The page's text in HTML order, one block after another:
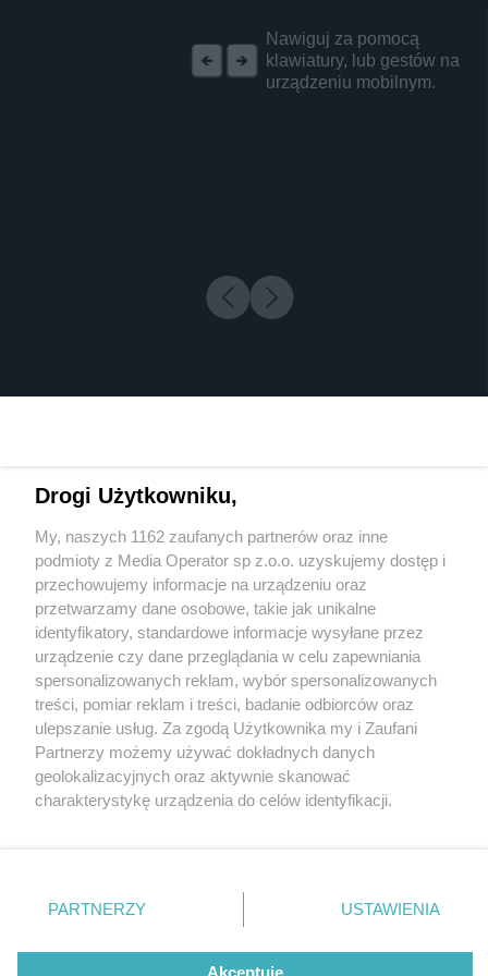
Nawiguj za pomocą
klawiatury, lub gestów na
urządzeniu mobilnym.
4 / 0
Wydawca mediów lokalnych
Nie zapomnij
zapoznać się z:
polityką prywatności regulamin korzystania z portali
Twojemiasto
Piekary Śląskie
Chorzów
Tarnowskie Góry
Gliwice
Skontakuj sięz nami
Kontakt
Wydawca
Redakcja
Drogi Użytkowniku,
My, naszych 1162 zaufanych partnerów oraz inne
podmioty z Media Operator sp z.o.o. uzyskujemy dostęp i
przechowujemy informacje na urządzeniu oraz
przetwarzamy dane osobowe, takie jak unikalne
identyfikatory, standardowe informacje wysyłane przez
urządzenie czy dane przeglądania w celu zapewniania
spersonalizowanych reklam, wybór spersonalizowanych
treści, pomiar reklam i treści, badanie odbiorców oraz
ulepszanie usług. Za zgodą Użytkownika my i Zaufani
Partnerzy możemy używać dokładnych danych
geolokalizacyjnych oraz aktywnie skanować
charakterystykę urządzenia do celów identyfikacji.
zmienić/wycofać klikając przycisk ustawień prywatności
znajdujący się w lewym dolnym rogu strony
rodzaje przetwarzania danych nie wymagają zgody
użytkownika, ale masz prawo sprzeciwić się takiemu
PARTNERZY USTAWIENIA
Akceptuję